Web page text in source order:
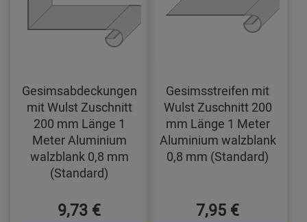
Gesimsabdeckungen
mit Wulst Zuschnitt
200 mm Länge 1
Meter Aluminium
walzblank 0,8 mm
(Standard)
9,73 €
Gesimsstreifen mit
Wulst Zuschnitt 200
mm Länge 1 Meter
Aluminium walzblank
0,8 mm (Standard)
7,95 €